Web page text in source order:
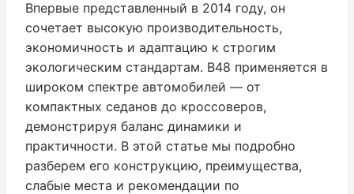
Впервые представленный в 2014 году, он
сочетает высокую производительность,
экономичность и адаптацию к строгим
экологическим стандартам. B48 применяется в
широком спектре автомобилей — от
компактных седанов до кроссоверов,
демонстрируя баланс динамики и
практичности. В этой статье мы подробно
разберем его конструкцию, преимущества,
слабые места и рекомендации по